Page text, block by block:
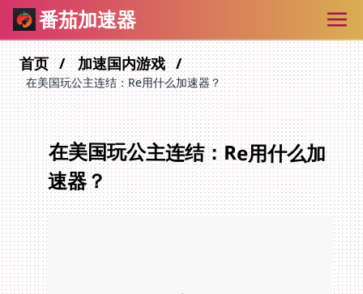
番茄加速器
首页 加速国内游戏
在美国玩公主连结：Re用什么加速器？
在美国玩公主连结：Re用什么加
速器？